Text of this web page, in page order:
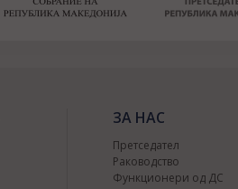
ЗА НАС
Претседател
Раководство
Функционери од ДС